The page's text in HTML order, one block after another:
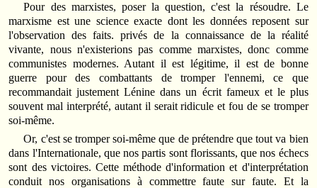
Pour des marxistes, poser la question, c'est la résoudre. Le
marxisme est une science exacte dont les données reposent sur
l'observation des faits. privés de la connaissance de la réalité
vivante, nous n'existerions pas comme marxistes, donc comme
communistes modernes. Autant il est légitime, il est de bonne
guerre pour des combattants de tromper l'ennemi, ce que
recommandait justement Lénine dans un écrit fameux et le plus
souvent mal interprété, autant il serait ridicule et fou de se tromper
soi-même.
Or, c'est se tromper soi-même que de prétendre que tout va bien
dans l'Internationale, que nos partis sont florissants, que nos échecs
sont des victoires. Cette méthode d'information et d'interprétation
conduit nos organisations à commettre faute sur faute. Et la